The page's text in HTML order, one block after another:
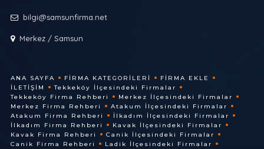
bilgi@samsunfirma.net
Merkez / Samsun
ANA SAYFA FIRMA KATEGORILERI
FIRMA EKLE
İLETIŞIM
Tekkeköy İlçesindeki Firmalar
Tekkeköy Firma Rehberi
Merkez İlçesindeki Firmalar
Merkez Firma Rehberi
Atakum İlçesindeki Firmalar
Atakum Firma Rehberi
İlkadım İlçesindeki Firmalar
İlkadım Firma Rehberi
Kavak İlçesindeki Firmalar
Kavak Firma Rehberi
Canik İlçesindeki Firmalar
Canik Firma Rehberi
Ladik İlçesindeki Firmalar